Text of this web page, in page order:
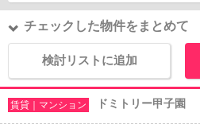
チェックした物件をまとめて
検討リストに追加
賃貸｜マンション ドミトリー甲子園